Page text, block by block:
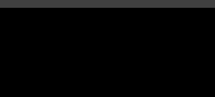
maand (HBO)op basis van 38 uur per